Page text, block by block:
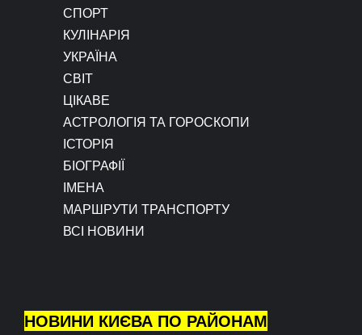
СПОРТ
КУЛІНАРІЯ
УКРАЇНА
СВІТ
ЦІКАВЕ
АСТРОЛОГІЯ ТА ГОРОСКОПИ
ІСТОРІЯ
БІОГРАФІЇ
ІМЕНА
МАРШРУТИ ТРАНСПОРТУ
ВСІ НОВИНИ
НОВИНИ КИЄВА ПО РАЙОНАМ